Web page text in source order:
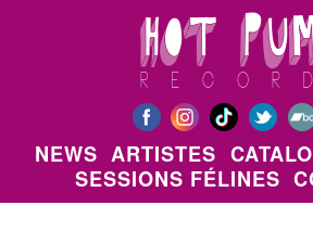
NEWS ARTISTES
SESSIONS FÉLINES